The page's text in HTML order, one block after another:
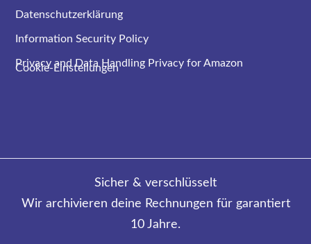
Datenschutzerklärung
Information Security Policy
Privacy and Data Handling Privacy for Amazon
Cookie-Einstellungen
Sicher & verschlüsselt
Wir archivieren deine Rechnungen für garantiert
10 Jahre.